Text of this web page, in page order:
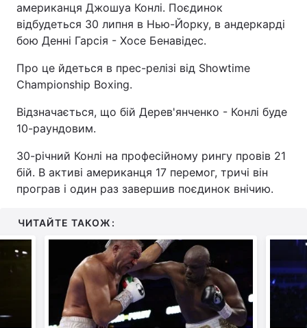
американця Джошуа Конлі. Поєдинок
відбудеться 30 липня в Нью-Йорку, в андеркарді
бою Денні Гарсія - Хосе Бенавідес.
Про це йдеться в прес-релізі від Showtime
Championship Boxing.
Відзначається, що бій Дерев'янченко - Конлі буде
10-раундовим.
30-річний Конлі на професійному рингу провів 21
бій. В активі американця 17 перемог, тричі він
програв і один раз завершив поєдинок внічию.
ЧИТАЙТЕ ТАКОЖ: